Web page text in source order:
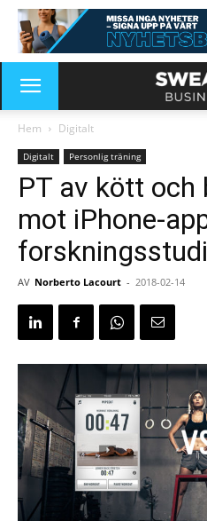
Hem Digitalt
Digitalt Personlig träning
PT av kött och
mot iPhone-
AV Norberto Lacourt - 2018-02-14